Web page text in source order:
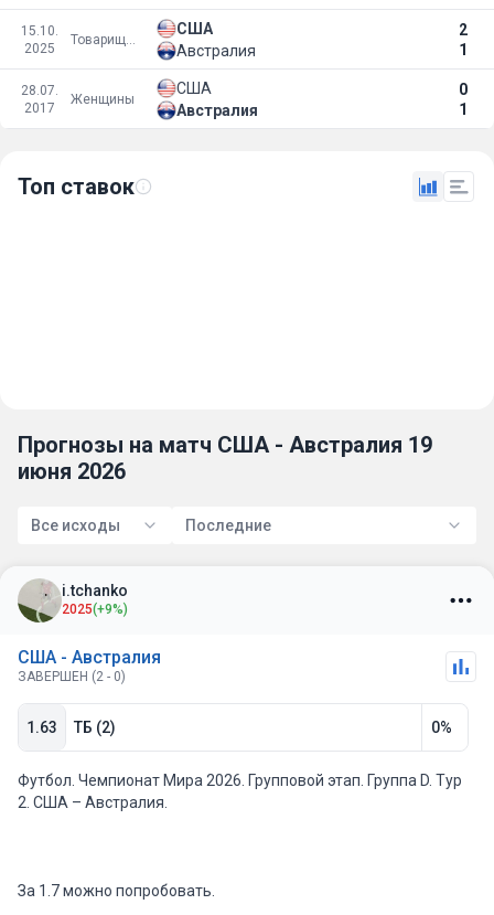
15.10.
2025
США
2
1
Австралия
28.07.
2017
Женщины
США
0
1
Австралия
Топ ставок
Прогнозы на матч США - Австралия 19
июня 2026
Все исходы Последние
i.tchanko
2025(+9%)
США - Австралия
ЗАВЕРШЕН (2 - 0)
1.63 ТБ (2) 0%
Футбол. Чемпионат Мира 2026. Групповой этап. Группа D. Тур
2. США – Австралия.
За 1.7 можно попробовать.